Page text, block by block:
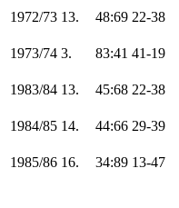
1972/73 13. 48:69 22-38
1973/74 3. 83:41 41-19
1983/84 13. 45:68 22-38
1984/85 14. 44:66 29-39
1985/86 16. 34:89 13-47